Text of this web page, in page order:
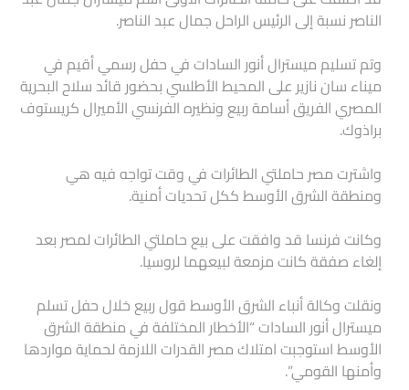
الناصر نسبة إلى الرئيس الراحل جمال عبد الناصر.
وتم تسليم ميسترال أنور السادات في حفل رسمي أقيم في
ميناء سان نازير على المحيط الأطلسي بحضور قائد سلاح البحرية
المصري الفريق أسامة ربيع ونظيره الفرنسي الأميرال كريستوف
براذوك.
واشترت مصر حاملتي الطائرات في وقت تواجه فيه هي
ومنطقة الشرق الأوسط ككل تحديات أمنية.
وكانت فرنسا قد وافقت على بيع حاملتي الطائرات لمصر بعد
إلغاء صفقة كانت مزمعة لبيعهما لروسيا.
ونقلت وكالة أنباء الشرق الأوسط قول ربيع خلال حفل تسلم
ميسترال أنور السادات “الأخطار المختلفة في منطقة الشرق
الأوسط استوجبت امتلاك مصر القدرات اللازمة لحماية مواردها
وأمنها القومي”.